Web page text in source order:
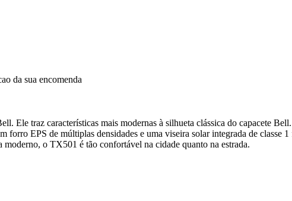
da sua encomenda
Ele traz características mais modernas à silhueta clássica do capacete
forro EPS de múltiplas densidades e uma viseira solar integrada de classe
o TX501 é tão confortável na cidade quanto na estrada.